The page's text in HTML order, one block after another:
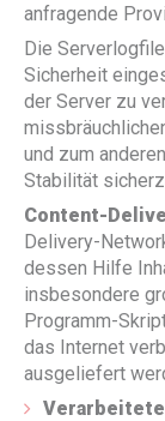
anfragende
Die
Sicherheit
der Server zu
und zum
Stabilität
Content-
Delivery-
dessen Hilfe
insbesondere
Programm-
das Internet
ausgeliefert